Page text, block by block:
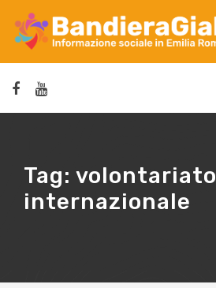
Tag: volontariato
internazionale